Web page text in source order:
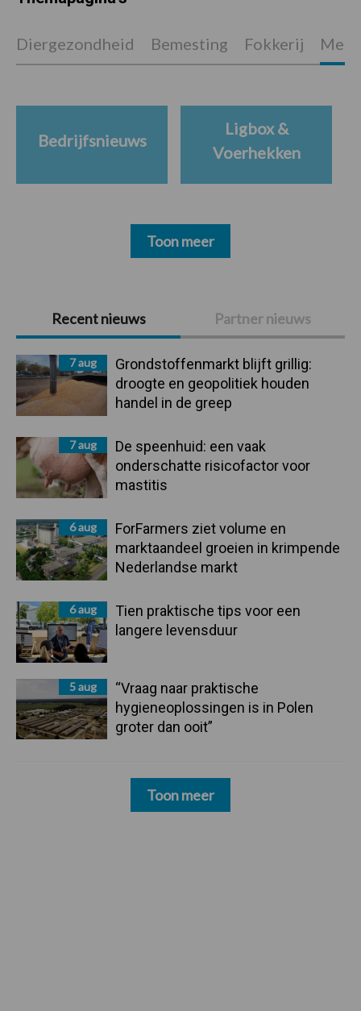
Primaire
Sidebar
Recent nieuws Partner nieuws
7 aug
Grondstoffenmarkt blijft grillig:
droogte en geopolitiek houden
handel in de greep
7 aug
De speenhuid: een vaak
onderschatte risicofactor voor
mastitis
6 aug
ForFarmers ziet volume en
marktaandeel groeien in krimpende
Nederlandse markt
6 aug
Tien praktische tips voor een
langere levensduur
5 aug
“Vraag naar praktische
hygieneoplossingen is in Polen
groter dan ooit”
Toon meer
Diergezondheid Bemesting Fokkerij
Bedrijfsnieuws
Ligbox &
Voerhekken
Toon meer